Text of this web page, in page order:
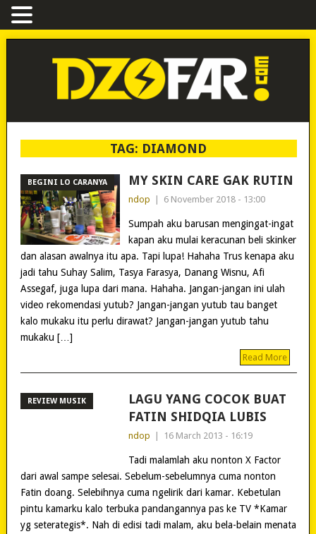
TAG: DIAMOND
BEGINI LO CARANYA MY SKIN CARE GAK RUTIN
ndop 6 November 2018 - 13:00
Sumpah aku barusan mengingat-ingat
kapan aku mulai keracunan beli skinker
dan alasan awalnya itu apa. Tapi lupa! Hahaha Trus kenapa aku
jadi tahu Suhay Salim, Tasya Farasya, Danang Wisnu, Afi
Assegaf, juga lupa dari mana. Hahaha. Jangan-jangan ini ulah
video rekomendasi yutub? Jangan-jangan yutub tau banget
kalo mukaku itu perlu dirawat? Jangan-jangan yutub tahu
mukaku […]
Read More
REVIEW MUSIK
LAGU YANG COCOK BUAT
FATIN SHIDQIA LUBIS
ndop 16 March 2013 - 16:19
Tadi malamlah aku nonton X Factor
dari awal sampe selesai. Sebelum-sebelumnya cuma nonton
Fatin doang. Selebihnya cuma ngelirik dari kamar. Kebetulan
pintu kamarku kalo terbuka pandangannya pas ke TV *Kamar
yg seterategis*. Nah di edisi tadi malam, aku bela-belain menata